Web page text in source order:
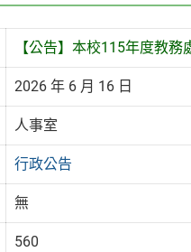
【公告】本校115年度教
2026 年 6 月 16 日
人事室
行政公告
無
560